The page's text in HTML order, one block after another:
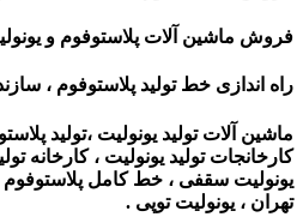
فروش ماشین آلات پلاستوفوم و
راه اندازی خط تولید پلاستوفوم ،
ماشین آلات تولید یونولیت ،تولید
کارخانجات تولید یونولیت ، کارخانه
یونولیت سقفی ، خط کامل پلاستوفوم
تهران ، یونولیت توپی .